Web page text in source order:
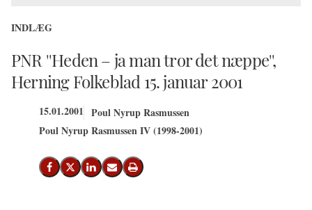
INDLÆG
PNR ''Heden – ja man tror det næppe'',
Herning Folkeblad 15. januar 2001
15.01.2001 Poul Nyrup Rasmussen
Poul Nyrup Rasmussen IV (1998-2001)
Del på Facebook
Del på X (Twitter)
Del på LinkedIn
Send email
Print